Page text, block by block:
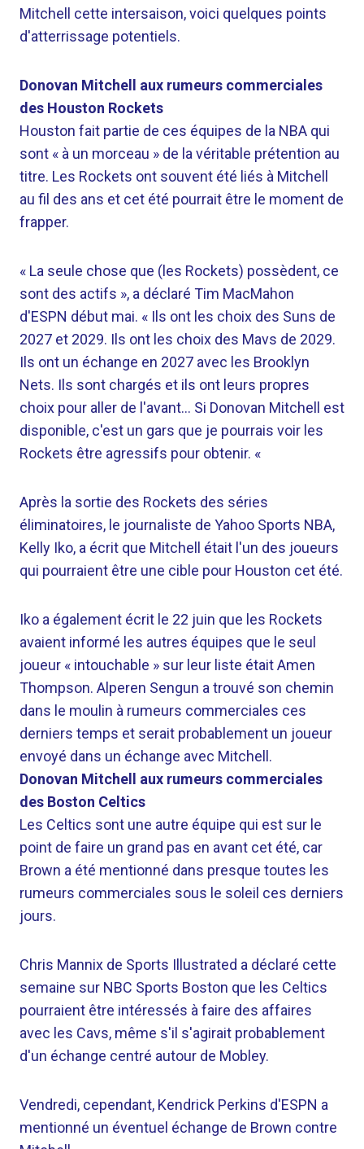
Mitchell cette intersaison, voici quelques points
d'atterrissage potentiels.
Donovan Mitchell aux rumeurs commerciales
des Houston Rockets
Houston fait partie de ces équipes de la NBA qui
sont « à un morceau » de la véritable prétention au
titre. Les Rockets ont souvent été liés à Mitchell
au fil des ans et cet été pourrait être le moment de
frapper.
« La seule chose que (les Rockets) possèdent, ce
sont des actifs », a déclaré Tim MacMahon
d'ESPN début mai. « Ils ont les choix des Suns de
2027 et 2029. Ils ont les choix des Mavs de 2029.
Ils ont un échange en 2027 avec les Brooklyn
Nets. Ils sont chargés et ils ont leurs propres
choix pour aller de l'avant… Si Donovan Mitchell est
disponible, c'est un gars que je pourrais voir les
Rockets être agressifs pour obtenir. «
Après la sortie des Rockets des séries
éliminatoires, le journaliste de Yahoo Sports NBA,
Kelly Iko, a écrit que Mitchell était l'un des joueurs
qui pourraient être une cible pour Houston cet été.
Iko a également écrit le 22 juin que les Rockets
avaient informé les autres équipes que le seul
joueur « intouchable » sur leur liste était Amen
Thompson. Alperen Sengun a trouvé son chemin
dans le moulin à rumeurs commerciales ces
derniers temps et serait probablement un joueur
envoyé dans un échange avec Mitchell.
Donovan Mitchell aux rumeurs commerciales
des Boston Celtics
Les Celtics sont une autre équipe qui est sur le
point de faire un grand pas en avant cet été, car
Brown a été mentionné dans presque toutes les
rumeurs commerciales sous le soleil ces derniers
jours.
Chris Mannix de Sports Illustrated a déclaré cette
semaine sur NBC Sports Boston que les Celtics
pourraient être intéressés à faire des affaires
avec les Cavs, même s'il s'agirait probablement
d'un échange centré autour de Mobley.
Vendredi, cependant, Kendrick Perkins d'ESPN a
mentionné un éventuel échange de Brown contre